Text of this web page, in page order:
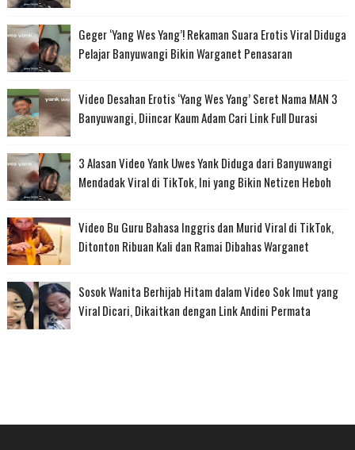
Geger ‘Yang Wes Yang’! Rekaman Suara Erotis Viral Diduga
Pelajar Banyuwangi Bikin Warganet Penasaran
Video Desahan Erotis ‘Yang Wes Yang’ Seret Nama MAN 3
Banyuwangi, Diincar Kaum Adam Cari Link Full Durasi
3 Alasan Video Yank Uwes Yank Diduga dari Banyuwangi
Mendadak Viral di TikTok, Ini yang Bikin Netizen Heboh
Video Bu Guru Bahasa Inggris dan Murid Viral di TikTok,
Ditonton Ribuan Kali dan Ramai Dibahas Warganet
Sosok Wanita Berhijab Hitam dalam Video Sok Imut yang
Viral Dicari, Dikaitkan dengan Link Andini Permata